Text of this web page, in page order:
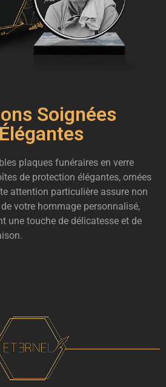
Soignées
plaques funéraires en verre
de protection élégantes, ornées
attention particulière assure non
votre hommage personnalisé,
une touche de délicatesse et de